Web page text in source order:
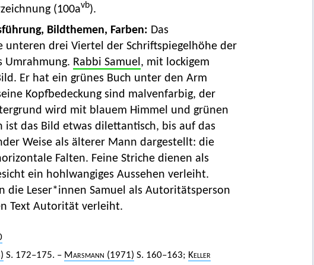
(100avb).
Bildthemen, Farben: Das
drei Viertel der Schriftspiegelhöhe der
Umrahmung. Rabbi Samuel, mit lockigem
Er hat ein grünes Buch unter den Arm
Kopfbedeckung sind malvenfarbig, der
wird mit blauem Himmel und grünen
ist das Bild etwas dilettantisch, bis auf das
Weise als älterer Mann dargestellt: die
Falten. Feine Striche dienen als
ein hohlwangiges Aussehen verleiht.
die Leser*innen Samuel als Autoritätsperson
Text Autorität verleiht.
S. 172–175. – Marsmann (1971) S. 160–163; Keller